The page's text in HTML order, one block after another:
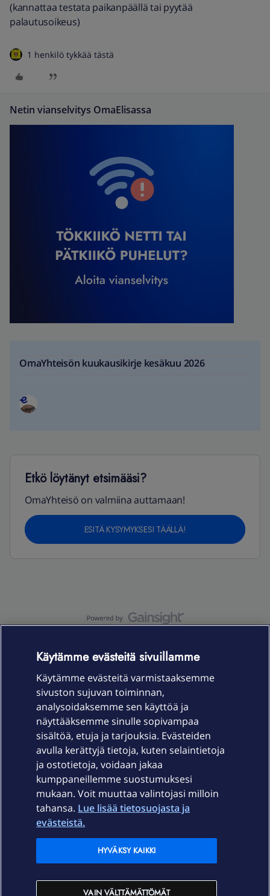
(kannattaa testata paikanpäällä tai pyytää
palautusoikeus)
1 henkilö tykkää tästä
Netin vianselvitys OmaElisassa
OmaYhteisön kuukausikirje kesäkuu 2026
Etkö löytänyt etsimääsi?
OmaYhteisö on valmiina auttamaan!
ESITÄ KYSYMYKSESI TÄÄLLÄ!
Laitteet & liittymät
Palvelut
Ajankohtaista
Elisa Oyj
In English
Käytämme evästeitä sivuillamme
Käytämme evästeitä varmistaaksemme
sivuston sujuvan toiminnan,
analysoidaksemme sen käyttöä ja
näyttääksemme sinulle sopivampaa
sisältöä, etuja ja tarjouksia. Evästeiden
avulla kerättyjä tietoja, kuten selaintietoja
ja ostotietoja, voidaan jakaa
kumppaneillemme suostumuksesi
mukaan. Voit muuttaa valintojasi milloin
tahansa. Lue lisää tietosuojasta ja
evästeistä.
VAIN VÄLTTÄMÄTTÖMÄT
HYVÄKSY KAIKKI